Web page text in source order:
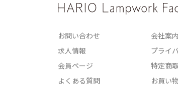
お問い合わせ
会社案内
求人情報
プライ
会員ページ
特定商
よくある質問
お買い